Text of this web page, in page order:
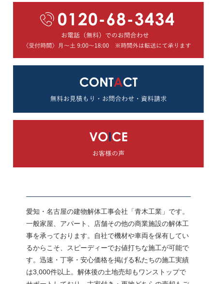
愛知・名古屋の建物解体工事会社「青木工業」です。
一般家屋、アパート、店舗その他の商業施設の解体工
事を承っております。自社で機材や車両を保有してい
るからこそ、スピーディーでお値打ちな施工が可能で
す。迅速・丁寧・安心価格を掲げる私たちの施工実績
は3,000件以上。解体後の土地売却もワンストップで